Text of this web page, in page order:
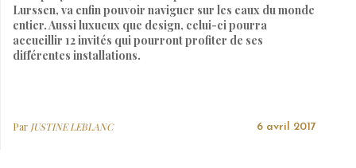
Lurssen, va enfin pouvoir naviguer sur les eaux du monde
entier. Aussi luxueux que design, celui-ci pourra
accueillir 12 invités qui pourront profiter de ses
différentes installations.
Par JUSTINE LEBLANC 6 avril 2017